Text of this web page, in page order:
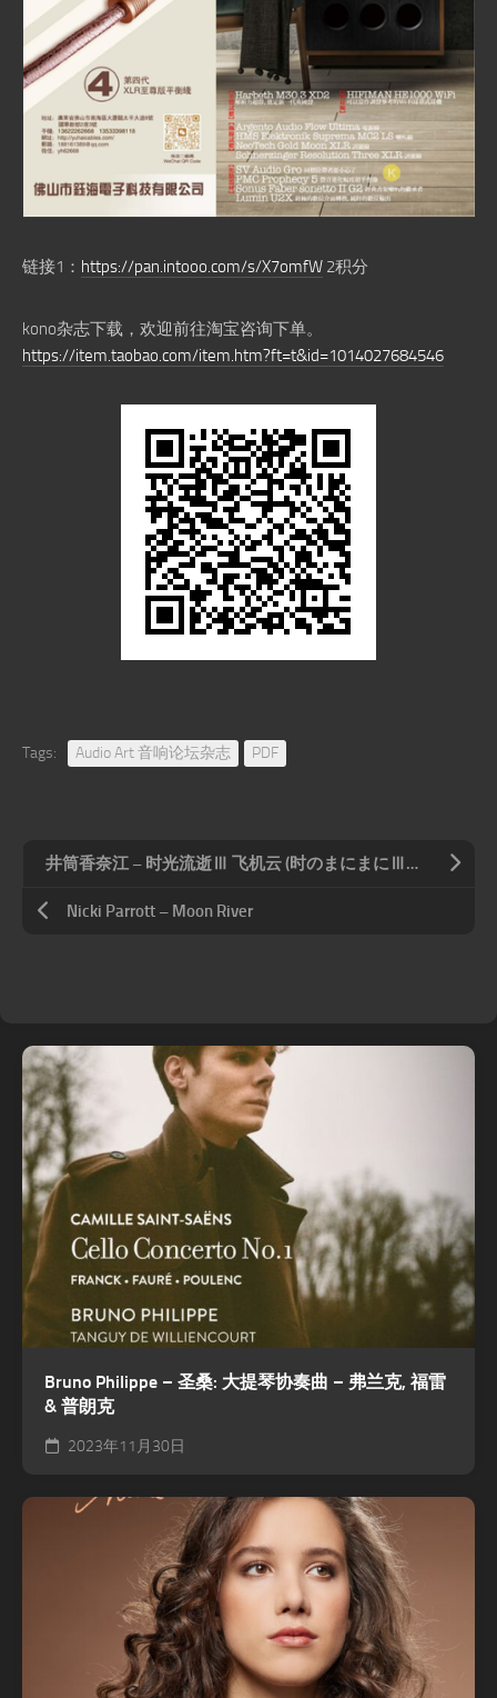
链接1： https://pan.intooo.com/s/X7omfW 2积分
kono杂志下载，欢迎前往淘宝咨询下单。
https://item.taobao.com/item.htm?ft=t&id=1014027684546
Tags: Audio Art 音响论坛杂志 PDF
井筒香奈江 – 时光流逝Ⅲ 飞机云 (时のまにまにⅢ ～ひこうき云～)
Nicki Parrott – Moon River
Bruno Philippe – 圣桑: 大提琴协奏曲 – 弗兰克, 福雷
& 普朗克
2023年11月30日